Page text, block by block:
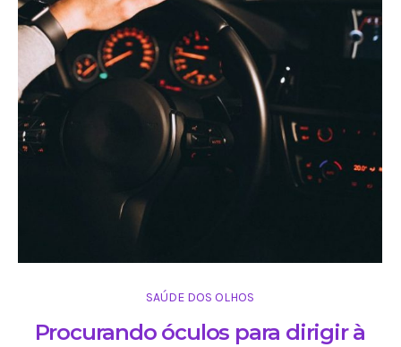
SAÚDE DOS OLHOS
Procurando óculos para dirigir à